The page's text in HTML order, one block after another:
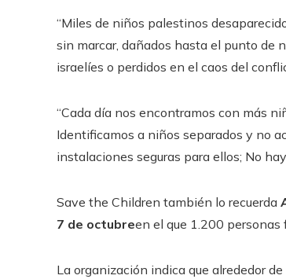
“Miles de niños palestinos
sin marcar, dañados hasta el punto de
israelíes o perdidos en el caos del
“Cada día nos encontramos con más
Identificamos a niños separados y no
instalaciones seguras para ellos; No
Save the Children también lo recuerda
7 de octubreen el que 1.200
La organización indica que alrededor